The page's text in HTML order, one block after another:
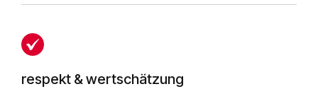
respekt & wertschätzung